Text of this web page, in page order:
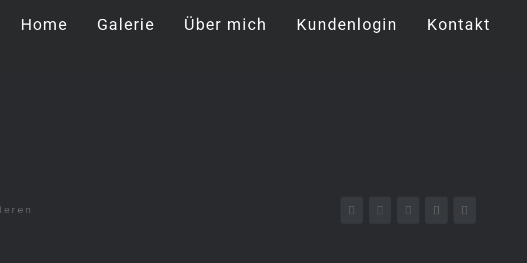
Home Galerie Über mich Kundenlogin Kontakt
FacebookTwitterLinkedInWhatsApp
E-